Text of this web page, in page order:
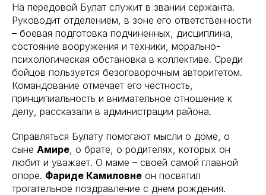
На передовой Булат служит в звании сержанта.
Руководит отделением, в зоне его ответственности
– боевая подготовка подчиненных, дисциплина,
состояние вооружения и техники, морально-
психологическая обстановка в коллективе. Среди
бойцов пользуется безоговорочным авторитетом.
Командование отмечает его честность,
принципиальность и внимательное отношение к
делу, рассказали в администрации района.
Справляться Булату помогают мысли о доме, о
сыне Амире , о брате, о родителях, которых он
любит и уважает. О маме – своей самой главной
опоре. Фариде Камиловне он посвятил
трогательное поздравление с днем рождения.